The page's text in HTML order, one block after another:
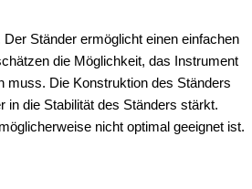
Ständer ermöglicht einen einfachen
die Möglichkeit, das Instrument
muss. Die Konstruktion des Ständers
in die Stabilität des Ständers stärkt.
nicht optimal geeignet ist.